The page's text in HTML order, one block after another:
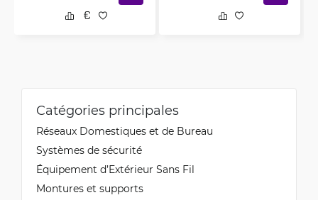
Catégories principales
Réseaux Domestiques et de Bureau
Systèmes de sécurité
Équipement d’Extérieur Sans Fil
Montures et supports